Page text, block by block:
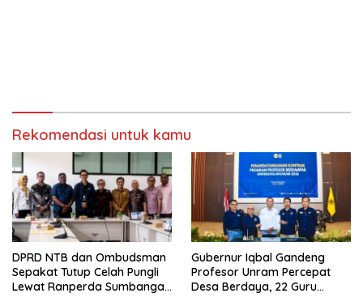
Rekomendasi untuk kamu
DPRD NTB dan Ombudsman
Sepakat Tutup Celah Pungli
Lewat Ranperda Sumbangan
Gubernur Iqbal Gandeng
Profesor Unram Percepat
Desa Berdaya, 22 Guru